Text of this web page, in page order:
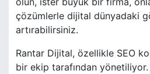
çözümlerle dijital dünyadaki
artırabilirsiniz.
Rantar Dijital, özellikle SEO
bir ekip tarafından